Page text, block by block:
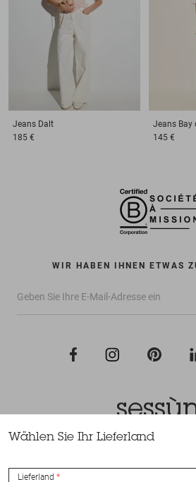
Jeans Dalt
185 €
Jeans Bay
145 €
WIR HABEN IHNEN ETWAS
Wählen Sie Ihr Lieferland
Lieferland